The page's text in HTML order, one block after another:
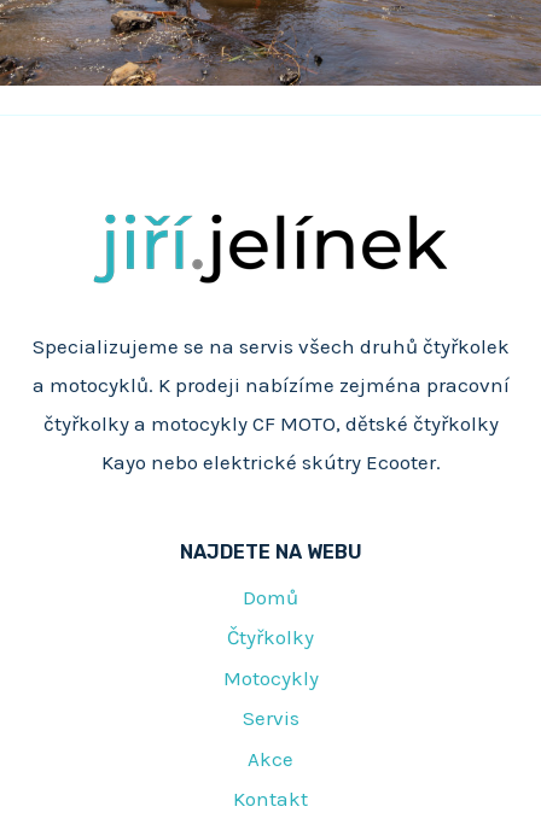
Specializujeme se na servis všech druhů čtyřkolek
a motocyklů. K prodeji nabízíme zejména pracovní
čtyřkolky a motocykly CF MOTO, dětské čtyřkolky
Kayo nebo elektrické skútry Ecooter.
NAJDETE NA WEBU
Domů
Čtyřkolky
Motocykly
Servis
Akce
Kontakt